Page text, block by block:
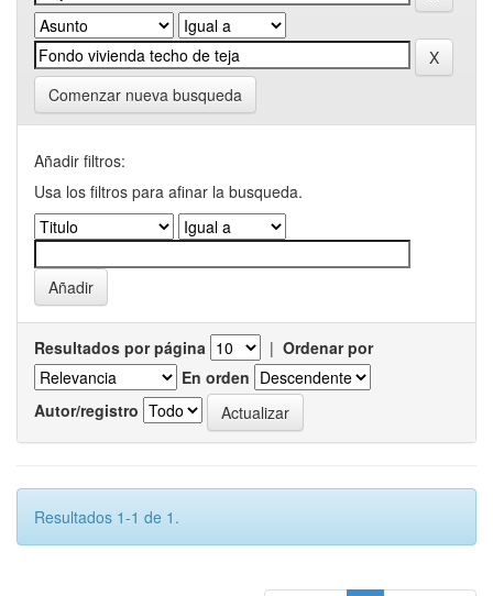
Comenzar nueva busqueda
Añadir filtros:
Usa los filtros para afinar la busqueda.
Resultados por página | Ordenar por
En orden
Autor/registro
Resultados 1-1 de 1.